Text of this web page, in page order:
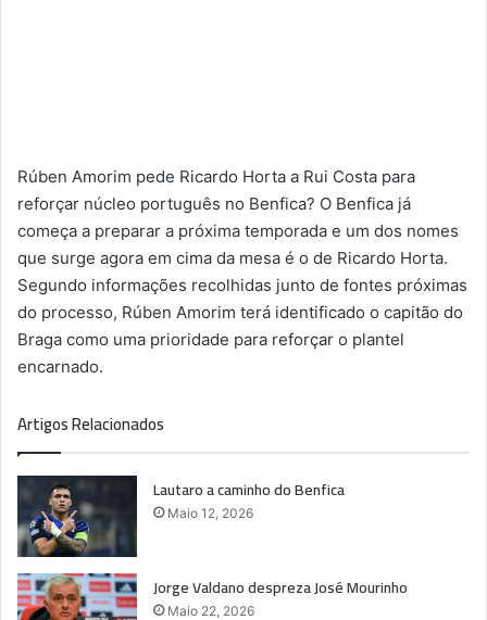
Rúben Amorim pede Ricardo Horta a Rui Costa para
reforçar núcleo português no Benfica? O Benfica já
começa a preparar a próxima temporada e um dos nomes
que surge agora em cima da mesa é o de Ricardo Horta.
Segundo informações recolhidas junto de fontes próximas
do processo, Rúben Amorim terá identificado o capitão do
Braga como uma prioridade para reforçar o plantel
encarnado.
Artigos Relacionados
Lautaro a caminho do Benfica
Maio 12, 2026
Jorge Valdano despreza José Mourinho
Maio 22, 2026